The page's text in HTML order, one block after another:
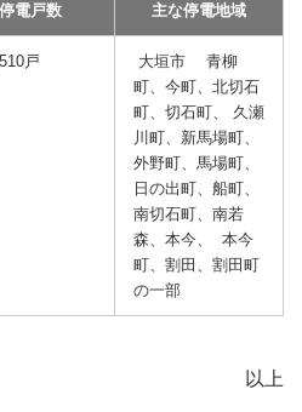
停電戸数 主な停電地域
戸
大垣市 青柳
町、今町、北切石
町、切石町、 久瀬
川町、新馬場町、
外野町、馬場町、
日の出町、船町、
南切石町、南若
森、本今、 本今
町、割田、割田町
の一部
以上